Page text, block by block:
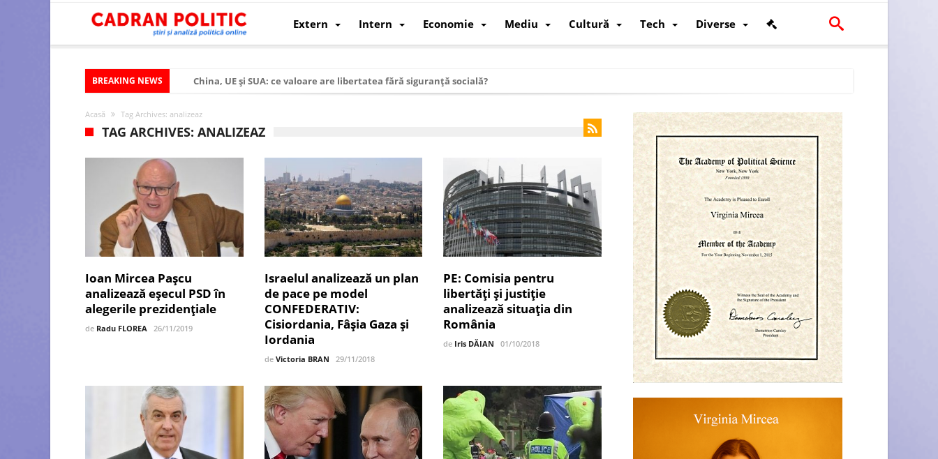
Extern Intern Economie Mediu Cultură Tech Diverse
BREAKING NEWS
China, UE și SUA: ce valoare are libertatea fără siguranță socială?
Modelul economic al SUA: cum au devenit cea mai mare economie a lumii
Modelul economic al Rusiei: de ce rezistă?
Occidentul obosit și Estul care revine: o realitate pe care România o simte, nu o spune
Viitorul României în Uniunea Europeană. Ce ne așteaptă? – O analiză structurală a demografiei, fiscalității și poziției României în U.E.
România – ROExit pentru a supraviețui ca țară
Controlul minții prin nanoparticule
Huawei dezvoltă un nou cip AI pentru a înlocui Nvidia
Acasă Tag Archives: analizeaz
TAG ARCHIVES: ANALIZEAZ
Ioan Mircea Pașcu
analizează eșecul PSD în
alegerile prezidențiale
de Radu FLOREA 26/11/2019
Israelul analizează un plan
de pace pe model
CONFEDERATIV:
Cisiordania, Fâşia Gaza şi
Iordania
de Victoria BRAN 29/11/2018
PE: Comisia pentru
libertăţi şi justiţie
analizează situația din
România
de Iris DĂIAN 01/10/2018